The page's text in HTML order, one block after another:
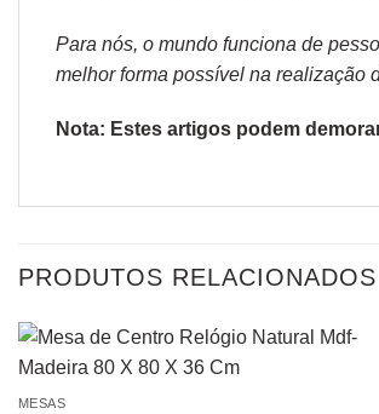
Para nós, o mundo funciona de
melhor forma possível na realização
Nota: Estes artigos podem
PRODUTOS RELACIONADOS
MESAS